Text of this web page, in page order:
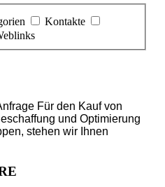
Kontakte
Für den Kauf von
und Optimierung
stehen wir Ihnen